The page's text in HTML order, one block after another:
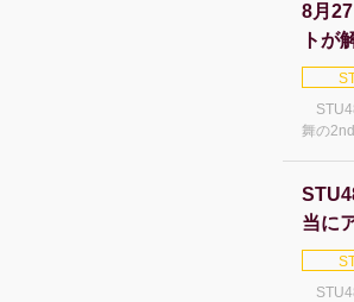
8月
トが
舞の
当に